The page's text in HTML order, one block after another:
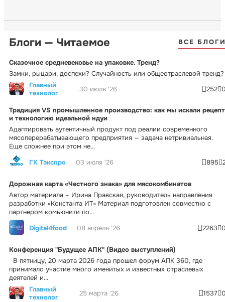
Блоги — Читаемое ВСЕ
Сказочное средневековье на упаковке. Тренд?
Замки, рыцари, доспехи? Случайность или общеотраслевой тренд?
Главный
технолог
30 июля '26 252
Традиция VS промышленное производство: как мы искали рецепт
и технологию идеальной ндуи
Адаптировать аутентичный продукт под реалии современного
мясоперерабатывающего предприятия — задача нетривиальная.
Еще сложнее при этом не...
ГК Тэкспро
03 июля '26 895
Дорожная карта «Честного знака» для мясокомбинатов
Автор материала – Ирина Правская, руководитель направления
разработки «Константа ИТ» Материал подготовлен совместно с
партнером комьюнити по...
Digital4food
08 апреля '26 2263
Конференция "Будущее АПК" (Видео выступлений)
В пятницу, 20 марта 2026 года прошел форум АПК 360, где
принимало участие много именитых и известных отраслевых
деятелей и...
Главный
технолог
25 марта '26 1537